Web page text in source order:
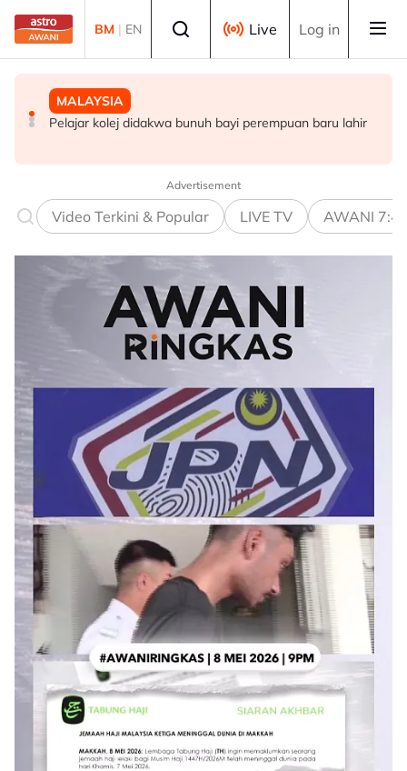
Skip to main content
BM | EN Live Log in
MALAYSIA
Pelajar kolej didakwa bunuh bayi perempuan baru lahir
DUNIA
Konvoi Darat Palestin tiba di Gaziantep dalam
MALAYSIA
Siasatan segera tragedi renjatan elektrik tiga anggota
Advertisement
Video Terkini & Popular LIVE TV AWANI